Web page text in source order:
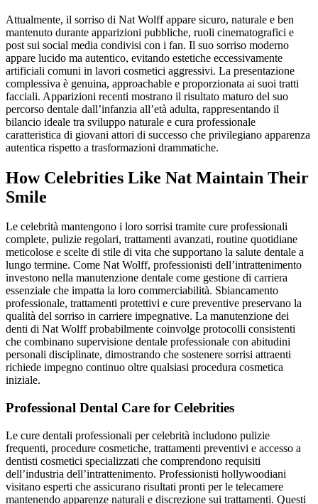
Attualmente, il sorriso di Nat Wolff appare sicuro, naturale e ben
mantenuto durante apparizioni pubbliche, ruoli cinematografici e
post sui social media condivisi con i fan. Il suo sorriso moderno
appare lucido ma autentico, evitando estetiche eccessivamente
artificiali comuni in lavori cosmetici aggressivi. La presentazione
complessiva è genuina, approachable e proporzionata ai suoi tratti
facciali. Apparizioni recenti mostrano il risultato maturo del suo
percorso dentale dall’infanzia all’età adulta, rappresentando il
bilancio ideale tra sviluppo naturale e cura professionale
caratteristica di giovani attori di successo che privilegiano apparenza
autentica rispetto a trasformazioni drammatiche.
How Celebrities Like Nat Maintain Their
Smile
Le celebrità mantengono i loro sorrisi tramite cure professionali
complete, pulizie regolari, trattamenti avanzati, routine quotidiane
meticolose e scelte di stile di vita che supportano la salute dentale a
lungo termine. Come Nat Wolff, professionisti dell’intrattenimento
investono nella manutenzione dentale come gestione di carriera
essenziale che impatta la loro commerciabilità. Sbiancamento
professionale, trattamenti protettivi e cure preventive preservano la
qualità del sorriso in carriere impegnative. La manutenzione dei
denti di Nat Wolff probabilmente coinvolge protocolli consistenti
che combinano supervisione dentale professionale con abitudini
personali disciplinate, dimostrando che sostenere sorrisi attraenti
richiede impegno continuo oltre qualsiasi procedura cosmetica
iniziale.
Professional Dental Care for Celebrities
Le cure dentali professionali per celebrità includono pulizie
frequenti, procedure cosmetiche, trattamenti preventivi e accesso a
dentisti cosmetici specializzati che comprendono requisiti
dell’industria dell’intrattenimento. Professionisti hollywoodiani
visitano esperti che assicurano risultati pronti per le telecamere
mantenendo apparenze naturali e discrezione sui trattamenti. Questi